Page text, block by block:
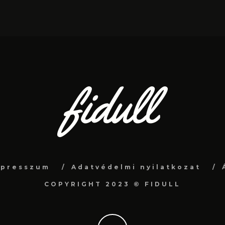
Adatvédelmi nyilatkozat
COPYRIGHT 2023 © FIDULL